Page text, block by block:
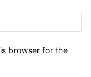
browser for the